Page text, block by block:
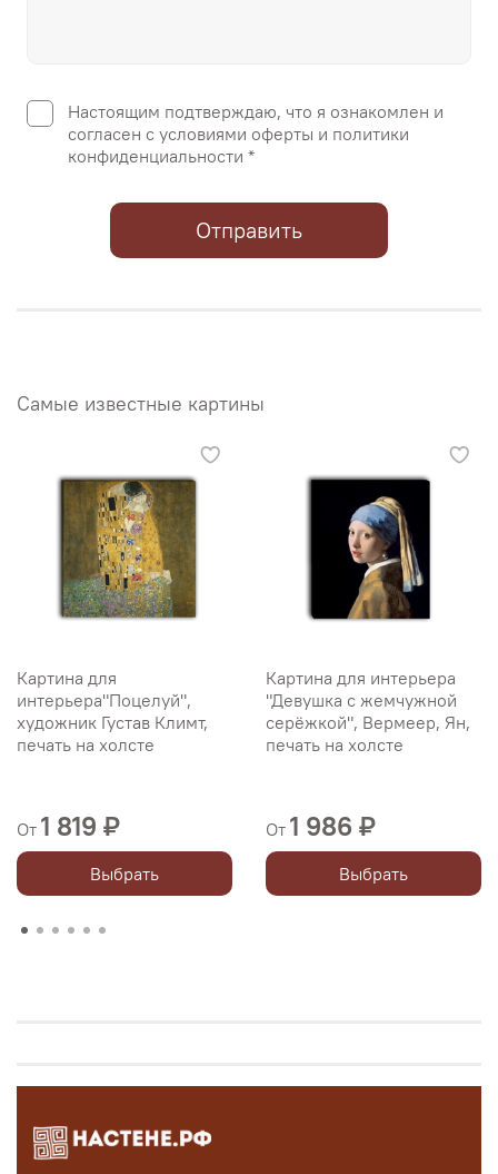
Настоящим подтверждаю, что я ознакомлен и
согласен с условиями оферты и политики
конфиденциальности *
Отправить
Самые известные картины
Картина для
интерьера"Поцелуй",
художник Густав Климт,
печать на холсте
От 1 819 ₽
Выбрать
Картина для интерьера
"Девушка с жемчужной
серёжкой", Вермеер, Ян,
печать на холсте
От 1 986 ₽
Выбрать